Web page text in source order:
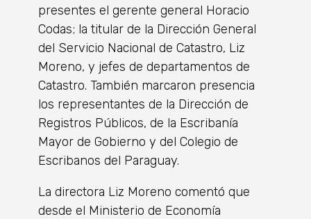
presentes el gerente general Horacio
Codas; la titular de la Dirección General
del Servicio Nacional de Catastro, Liz
Moreno, y jefes de departamentos de
Catastro. También marcaron presencia
los representantes de la Dirección de
Registros Públicos, de la Escribanía
Mayor de Gobierno y del Colegio de
Escribanos del Paraguay.
La directora Liz Moreno comentó que
desde el Ministerio de Economía